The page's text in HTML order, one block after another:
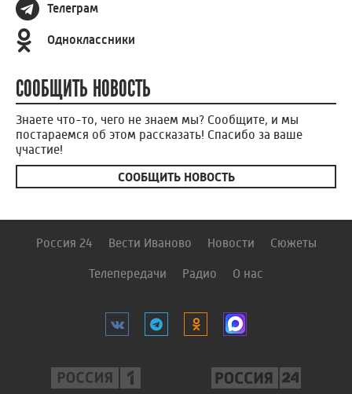
Телеграм
Одноклассники
СООБЩИТЬ НОВОСТЬ
Знаете что-то, чего не знаем мы? Сообщите, и мы
постараемся об этом рассказать! Спасибо за ваше
участие!
СООБЩИТЬ НОВОСТЬ
Россия 24 Вести Иваново Новости Сюжеты
Телепередачи Радио О нас